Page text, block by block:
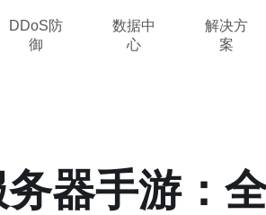
DDoS防
御
数据中
心
解决方
案
器手游：